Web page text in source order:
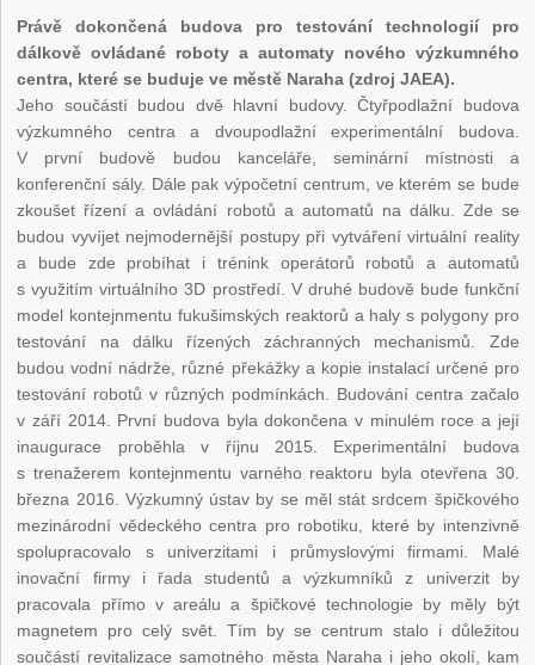
Právě dokončená budova pro testování technologií pro
dálkově ovládané roboty a automaty nového výzkumného
centra, které se buduje ve městě Naraha (zdroj JAEA).
Jeho součástí budou dvě hlavní budovy. Čtyřpodlažní budova
výzkumného centra a dvoupodlažní experimentální budova.
V první budově budou kanceláře, seminární místnosti a
konferenční sály. Dále pak výpočetní centrum, ve kterém se bude
zkoušet řízení a ovládání robotů a automatů na dálku. Zde se
budou vyvíjet nejmodernější postupy při vytváření virtuální reality
a bude zde probíhat i trénink operátorů robotů a automatů
s využitím virtuálního 3D prostředí. V druhé budově bude funkční
model kontejnmentu fukušimských reaktorů a haly s polygony pro
testování na dálku řízených záchranných mechanismů. Zde
budou vodní nádrže, různé překážky a kopie instalací určené pro
testování robotů v různých podmínkách. Budování centra začalo
v září 2014. První budova byla dokončena v minulém roce a její
inaugurace proběhla v říjnu 2015. Experimentální budova
s trenažerem kontejnmentu varného reaktoru byla otevřena 30.
března 2016. Výzkumný ústav by se měl stát srdcem špičkového
mezinárodní vědeckého centra pro robotiku, které by intenzivně
spolupracovalo s univerzitami i průmyslovými firmami. Malé
inovační firmy i řada studentů a výzkumníků z univerzit by
pracovala přímo v areálu a špičkové technologie by měly být
magnetem pro celý svět. Tím by se centrum stalo i důležitou
součástí revitalizace samotného města Naraha i jeho okolí, kam